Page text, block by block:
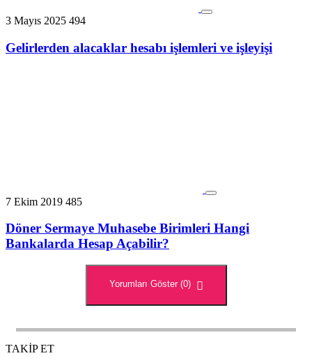
3 Mayıs 2025 494
Gelirlerden alacaklar hesabı işlemleri ve işleyişi
7 Ekim 2019 485
Döner Sermaye Muhasebe Birimleri Hangi
Bankalarda Hesap Açabilir?
Yorumları Göster (0)
TAKİP ET